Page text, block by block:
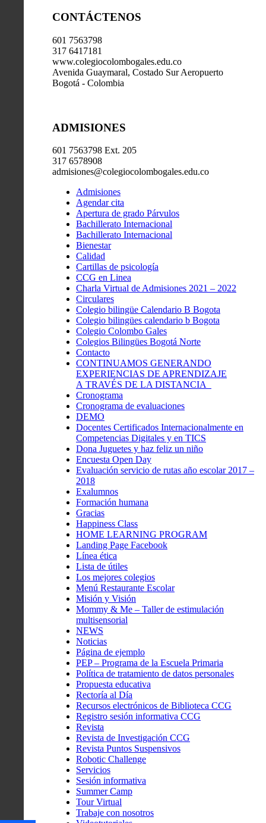
CONTÁCTENOS
601 7563798
317 6417181
www.colegiocolombogales.edu.co
Avenida Guaymaral, Costado Sur Aeropuerto
Bogotá - Colombia
ADMISIONES
601 7563798 Ext. 205
317 6578908
admisiones@colegiocolombogales.edu.co
Admisiones
Agendar cita
Apertura de grado Párvulos
Bachillerato Internacional
Bachillerato Internacional
Bienestar
Calidad
Cartillas de psicología
CCG en Linea
Charla Virtual de Admisiones 2021 – 2022
Circulares
Colegio bilingüe Calendario B Bogota
Colegio bilingües calendario b Bogota
Colegio Colombo Gales
Colegios Bilingües Bogotá Norte
Contacto
CONTINUAMOS GENERANDO
EXPERIENCIAS DE APRENDIZAJE
A TRAVÉS DE LA DISTANCIA
Cronograma
Cronograma de evaluaciones
DEMO
Docentes Certificados Internacionalmente en
Competencias Digitales y en TICS
Dona Juguetes y haz feliz un niño
Encuesta Open Day
Evaluación servicio de rutas año escolar 2017 –
2018
Exalumnos
Formación humana
Gracias
Happiness Class
HOME LEARNING PROGRAM
Landing Page Facebook
Línea ética
Lista de útiles
Los mejores colegios
Menú Restaurante Escolar
Misión y Visión
Mommy & Me – Taller de estimulación
multisensorial
NEWS
Noticias
Página de ejemplo
PEP – Programa de la Escuela Primaria
Política de tratamiento de datos personales
Propuesta educativa
Rectoría al Día
Recursos electrónicos de Biblioteca CCG
Registro sesión informativa CCG
Revista
Revista de Investigación CCG
Revista Puntos Suspensivos
Robotic Challenge
Servicios
Sesión informativa
Summer Camp
Tour Virtual
Trabaje con nosotros